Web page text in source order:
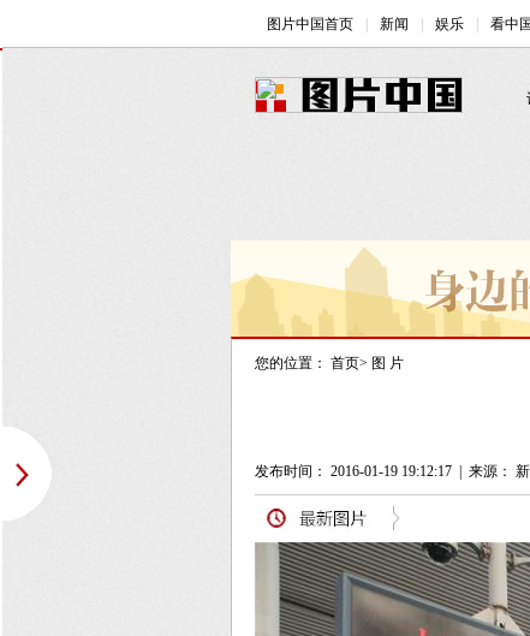
您的位置： 首页> 图 片
发布时间： 2016-01-19 19:12:17 来源：